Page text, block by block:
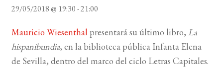
hijo
FOREIGN RIGHTS
CONTACTO
29/05/2018 @ 19:30-21:00
Mauricio Wiesenthal presentará su último libro, La
hispanibundia, en la biblioteca pública Infanta Elena
de Sevilla, dentro del marco del ciclo Letras Capitales.